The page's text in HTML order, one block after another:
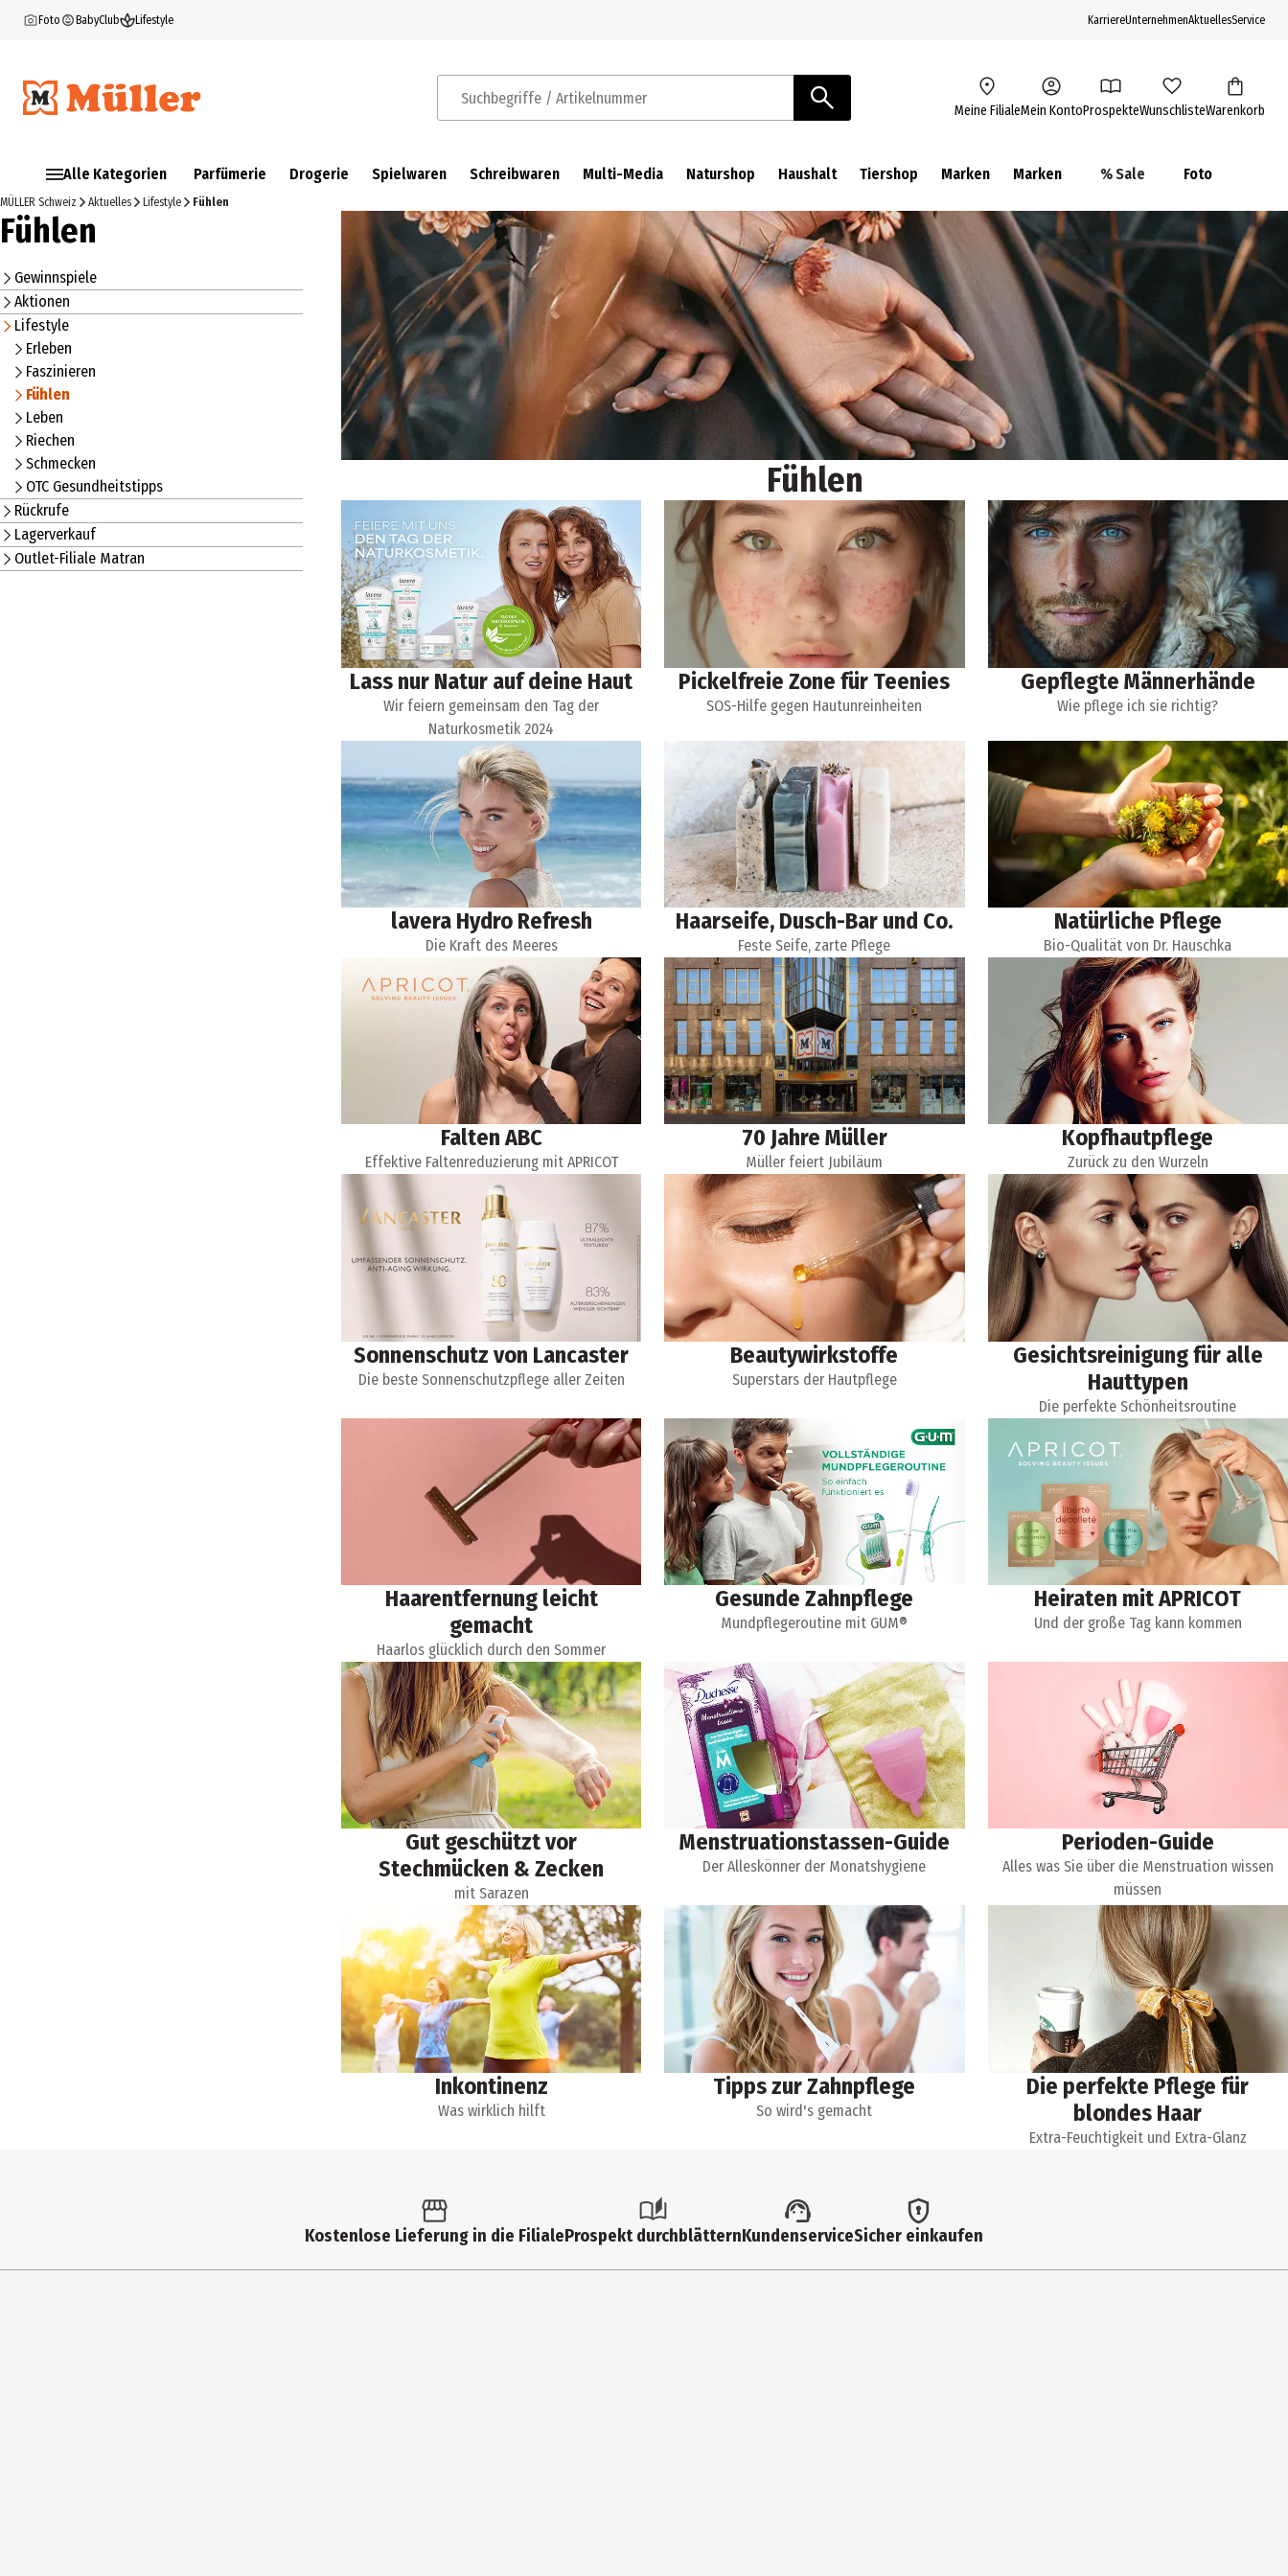
Foto BabyClub Lifestyle KarriereUnternehmenAktuellesService
Suchbegriffe / Artikelnummer Meine FilialeMein KontoProspekteWunschlisteWarenkorb
Alle Kategorien Parfümerie Drogerie Spielwaren Schreibwaren Multi-Media Naturshop Haushalt Tiershop Marken Marken % Sale Foto
MÜLLER Schweiz Aktuelles Lifestyle Fühlen
Fühlen
Gewinnspiele
Aktionen
Lifestyle
Erleben
Faszinieren
Fühlen
Leben
Riechen
Schmecken
OTC Gesundheitstipps
Rückrufe
Lagerverkauf
Outlet-Filiale Matran
Fühlen
Lass nur Natur auf deine Haut
Wir feiern gemeinsam den Tag der
Naturkosmetik 2024
Pickelfreie Zone für Teenies
SOS-Hilfe gegen Hautunreinheiten
Gepflegte Männerhände
Wie pflege ich sie richtig?
lavera Hydro Refresh
Die Kraft des Meeres
Haarseife, Dusch-Bar und Co.
Feste Seife, zarte Pflege
Natürliche Pflege
Bio-Qualität von Dr. Hauschka
Falten ABC
Effektive Faltenreduzierung mit APRICOT
70 Jahre Müller
Müller feiert Jubiläum
Kopfhautpflege
Zurück zu den Wurzeln
Sonnenschutz von Lancaster
Die beste Sonnenschutzpflege aller Zeiten
Beautywirkstoffe
Superstars der Hautpflege
Gesichtsreinigung für alle
Hauttypen
Die perfekte Schönheitsroutine
Haarentfernung leicht
gemacht
Haarlos glücklich durch den Sommer
Gesunde Zahnpflege
Mundpflegeroutine mit GUM®
Heiraten mit APRICOT
Und der große Tag kann kommen
Gut geschützt vor
Stechmücken & Zecken
mit Sarazen
Menstruationstassen-Guide
Der Alleskönner der Monatshygiene
Perioden-Guide
Alles was Sie über die Menstruation wissen
müssen
Inkontinenz
Was wirklich hilft
Tipps zur Zahnpflege
So wird's gemacht
Die perfekte Pflege für
blondes Haar
Extra-Feuchtigkeit und Extra-Glanz
Kostenlose Lieferung in die FilialeProspekt durchblätternKundenserviceSicher einkaufen